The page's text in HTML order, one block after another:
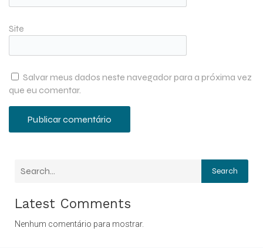
Site
Salvar meus dados neste navegador para a próxima vez
que eu comentar.
Search
Latest Comments
Nenhum comentário para mostrar.